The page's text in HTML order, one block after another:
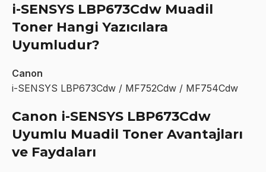
i-SENSYS LBP673Cdw Muadil
Toner Hangi Yazıcılara
Uyumludur?
Canon
i-SENSYS LBP673Cdw / MF752Cdw / MF754Cdw
Canon i-SENSYS LBP673Cdw
Uyumlu Muadil Toner Avantajları
ve Faydaları